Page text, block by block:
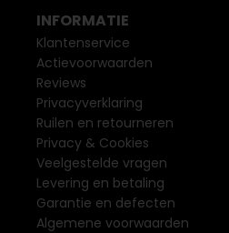
INFORMATIE
Klantenservice
Actievoorwaarden
Reviews
Privacyverklaring
Ruilen en retourneren
Privacy & Cookies
Veelgestelde vragen
Levering en betaling
Garantie en defecten
Algemene voorwaarden